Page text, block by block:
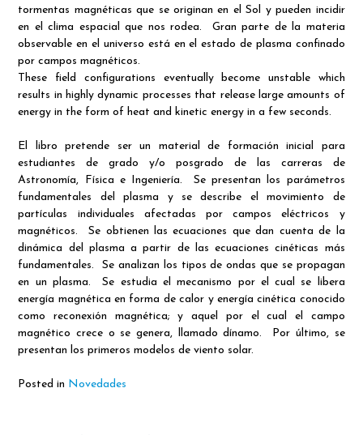
tormentas magnéticas que se originan en el Sol y pueden incidir
en el clima espacial que nos rodea. Gran parte de la materia
observable en el universo está en el estado de plasma confinado
por campos magnéticos.
These field configurations eventually become unstable which
results in highly dynamic processes that release large amounts of
energy in the form of heat and kinetic energy in a few seconds.
El libro pretende ser un material de formación inicial para
estudiantes de grado y/o posgrado de las carreras de
Astronomía, Física e Ingeniería. Se presentan los parámetros
fundamentales del plasma y se describe el movimiento de
partículas individuales afectadas por campos eléctricos y
magnéticos. Se obtienen las ecuaciones que dan cuenta de la
dinámica del plasma a partir de las ecuaciones cinéticas más
fundamentales. Se analizan los tipos de ondas que se propagan
en un plasma. Se estudia el mecanismo por el cual se libera
energía magnética en forma de calor y energía cinética conocido
como reconexión magnética; y aquel por el cual el campo
magnético crece o se genera, llamado dínamo. Por último, se
presentan los primeros modelos de viento solar.
Posted in Novedades